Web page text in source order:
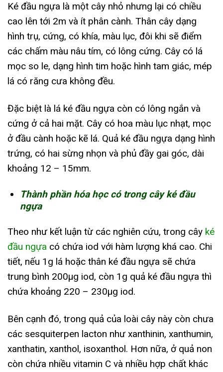
Ké đầu ngựa là một cây nhỏ nhưng lại có chiều
cao lên tới 2m và ít phân cành. Thân cây dạng
hình trụ, cứng, có khía, màu lục, đôi khi sẽ điểm
các chấm màu nâu tím, có lông cứng. Cây có lá
mọc so le, dạng hình tim hoặc hình tam giác, mép
lá có răng cưa không đều.
Đặc biệt là lá ké đầu ngựa còn có lông ngắn và
cứng ở cả hai mặt. Cây có hoa màu lục nhạt, mọc
ở đầu cành hoặc kẽ lá. Quả ké đầu ngựa dạng hình
trứng, có hai sừng nhọn và phủ đầy gai góc, dài
khoảng 12 – 15mm.
Thành phần hóa học có trong cây ké đầu
ngựa
Theo như kết luận từ các nghiên cứu, trong cây ké
đầu ngựa có chứa iod với hàm lượng khá cao. Chi
tiết, nếu 1g lá hoặc thân ké đầu ngựa sẽ chứa
trung bình 200µg iod, còn 1g quả ké đầu ngựa thì
chứa khoảng 220 – 230µg iod.
Bên cạnh đó, trong quả của loài cây này còn chưa
các sesquiterpen lacton như xanthinin, xanthumin,
xanthatin, xanthol, isoxanthol. Hơn nữa, ở quả non
còn chứa nhiều vitamin C và nhiều hợp chất khác